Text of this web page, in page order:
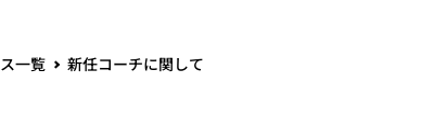
一覧 新任コーチに関して